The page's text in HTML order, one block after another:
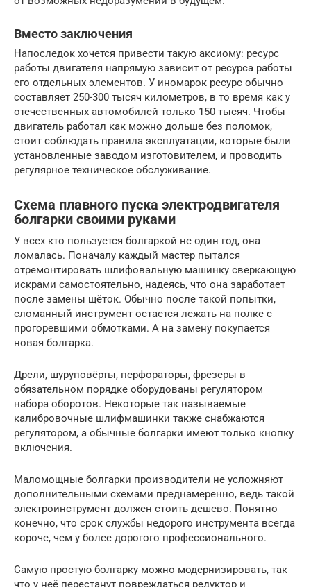
Вместо заключения
Напоследок хочется привести такую аксиому: ресурс
работы двигателя напрямую зависит от ресурса работы
его отдельных элементов. У иномарок ресурс обычно
составляет 250-300 тысяч километров, в то время как у
отечественных автомобилей только 150 тысяч. Чтобы
двигатель работал как можно дольше без поломок,
стоит соблюдать правила эксплуатации, которые были
установленные заводом изготовителем, и проводить
регулярное техническое обслуживание.
Схема плавного пуска электродвигателя
болгарки своими руками
У всех кто пользуется болгаркой не один год, она
ломалась. Поначалу каждый мастер пытался
отремонтировать шлифовальную машинку сверкающую
искрами самостоятельно, надеясь, что она заработает
после замены щёток. Обычно после такой попытки,
сломанный инструмент остается лежать на полке с
прогоревшими обмотками. А на замену покупается
новая болгарка.
Дрели, шуруповёрты, перфораторы, фрезеры в
обязательном порядке оборудованы регулятором
набора оборотов. Некоторые так называемые
калибровочные шлифмашинки также снабжаются
регулятором, а обычные болгарки имеют только кнопку
включения.
Маломощные болгарки производители не усложняют
дополнительными схемами преднамеренно, ведь такой
электроинструмент должен стоить дешево. Понятно
конечно, что срок службы недорого инструмента всегда
короче, чем у более дорогого профессионального.
Самую простую болгарку можно модернизировать, так
что у неё перестанут повреждаться редуктор и